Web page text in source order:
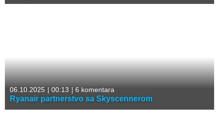
06.10.2025 | 00:13 | 6 komentara
Ryanair partnerstvo sa Skyscennerom